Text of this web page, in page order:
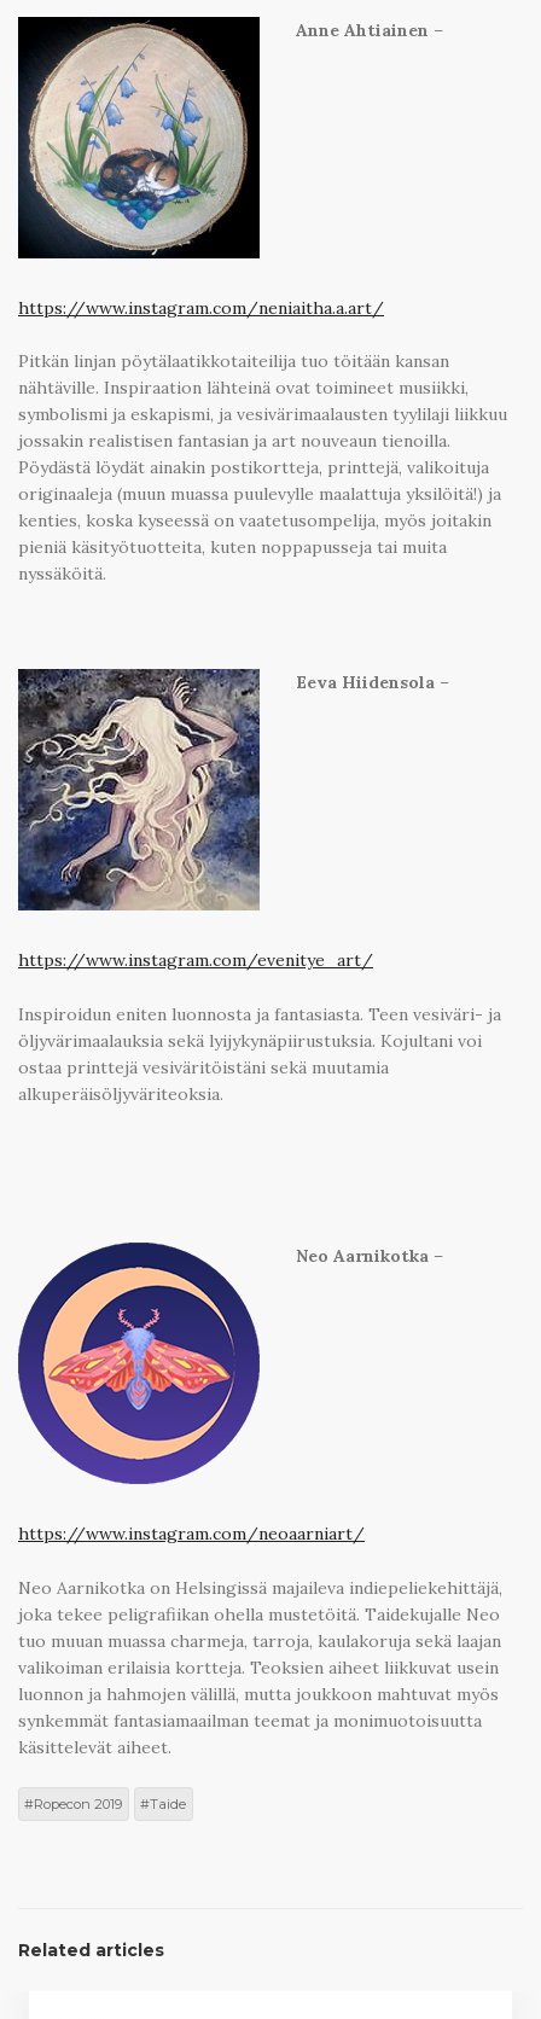
Anne Ahtiainen –
https://www.instagram.com/neniaitha.a.art/
Pitkän linjan pöytälaatikkotaiteilija tuo töitään kansan
nähtäville. Inspiraation lähteinä ovat toimineet musiikki,
symbolismi ja eskapismi, ja vesivärimaalausten tyylilaji liikkuu
jossakin realistisen fantasian ja art nouveaun tienoilla.
Pöydästä löydät ainakin postikortteja, printtejä, valikoituja
originaaleja (muun muassa puulevylle maalattuja yksilöitä!) ja
kenties, koska kyseessä on vaatetusompelija, myös joitakin
pieniä käsityötuotteita, kuten noppapusseja tai muita
nyssäköitä.
Eeva Hiidensola –
https://www.instagram.com/evenitye_art/
Inspiroidun eniten luonnosta ja fantasiasta. Teen vesiväri- ja
öljyvärimaalauksia sekä lyijykynäpiirustuksia. Kojultani voi
ostaa printtejä vesiväritöistäni sekä muutamia
alkuperäisöljyväriteoksia.
Neo Aarnikotka –
https://www.instagram.com/neoaarniart/
Neo Aarnikotka on Helsingissä majaileva indiepeliekehittäjä,
joka tekee peligrafiikan ohella mustetöitä. Taidekujalle Neo
tuo muuan muassa charmeja, tarroja, kaulakoruja sekä laajan
valikoiman erilaisia kortteja. Teoksien aiheet liikkuvat usein
luonnon ja hahmojen välillä, mutta joukkoon mahtuvat myös
synkemmät fantasiamaailman teemat ja monimuotoisuutta
käsittelevät aiheet.
Ropecon 2019 Taide
Related articles